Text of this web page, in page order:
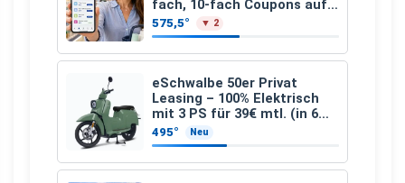
fach, 10-fach Coupons auf
den gesamten Einkauf ab 2
€
575,5° ▼ 2
eSchwalbe 50er Privat
Leasing – 100% Elektrisch
mit 3 PS für 39€ mtl. (in 6
schicken Farben LF: 0.43, 36
Monate, Bereitstellung:
159,00 €, 2.500 km/Jahr)
495° Neu